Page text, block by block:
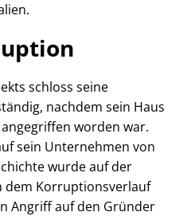
schloss seine
nachdem sein Haus
worden war.
sein Unternehmen von
wurde auf der
dem Korruptionsverlauf
Angriff auf den Gründer